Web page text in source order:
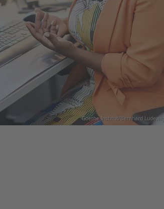
Goethe-Institut/Bernhard Ludewig